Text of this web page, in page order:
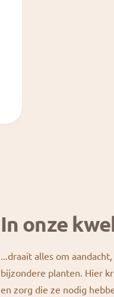
In onze
...draait alles om
bijzondere planten. Hier
en zorg die ze nodig